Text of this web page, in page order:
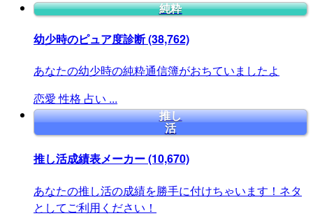
純粋
幼少時のピュア度診断(38,762)
あなたの幼少時の純粋通信簿がおちていましたよ
恋愛 性格 占い ...
推し
活
推し活成績表メーカー(10,670)
あなたの推し活の成績を勝手に付けちゃいます！ネタ
としてご利用ください！